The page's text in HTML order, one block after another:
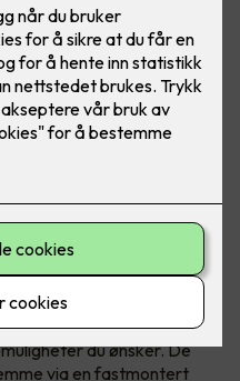
ting å tenke på, blant annet
du ønsker. De
via en fastmontert